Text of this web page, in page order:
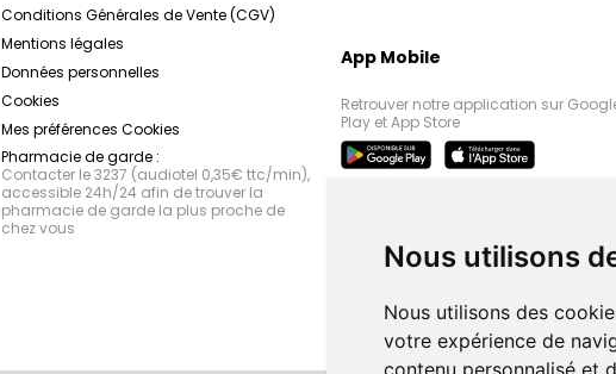
Nous utilisons
Nous utilisons des
votre expérience de
contenu personnalisé et
Conditions Générales de Vente (CGV)
Mentions légales
Données personnelles
Cookies
Mes préférences Cookies
Pharmacie de garde :
Contacter le 3237 (audiotel 0,35€ ttc/min),
accessible 24h/24 afin de trouver la
pharmacie de garde la plus proche de
chez vous
App Mobile
Retrouver notre application sur
Play et App Store